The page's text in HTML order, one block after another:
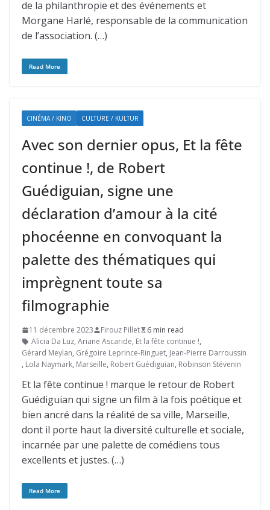
de la philanthropie et des événements et
Morgane Harlé, responsable de la communication
de l’association. (…)
Read More
CINÉMA / KINO CULTURE / KULTUR
Avec son dernier opus, Et la fête
continue !, de Robert
Guédiguian, signe une
déclaration d’amour à la cité
phocéenne en convoquant la
palette des thématiques qui
imprègnent toute sa
filmographie
11 décembre 2023 Firouz Pillet
6 min read
Alicia Da Luz, Ariane Ascaride, Et la fête continue !,
Gérard Meylan, Grégoire Leprince-Ringuet, Jean-Pierre Darroussin
, Lola Naymark, Marseille, Robert Guédiguian, Robinson Stévenin
Et la fête continue ! marque le retour de Robert
Guédiguian qui signe un film à la fois poétique et
bien ancré dans la réalité de sa ville, Marseille,
dont il porte haut la diversité culturelle et sociale,
incarnée par une palette de comédiens tous
excellents et justes. (…)
Read More